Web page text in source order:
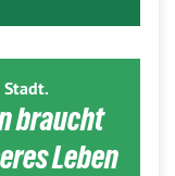
braucht
Leben